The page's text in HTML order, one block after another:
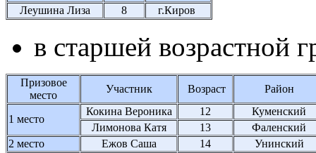
Леушина Лиза
8 г.Киров
в старшей возрастной
Призовое
место
Участник Возраст Район
1 место
Кокина Вероника 12
Куменский
Лимонова Катя
13
Фаленский
2 место
Ежов Саша 14
Унинский